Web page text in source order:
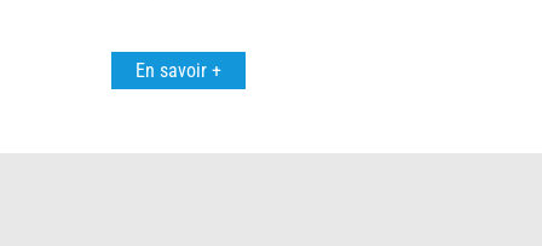
En savoir +